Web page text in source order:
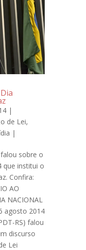
|
de Lei,
|
sobre o
que institui o
Confira:
AO
NACIONAL
agosto 2014
RS) falou
discurso
Lei